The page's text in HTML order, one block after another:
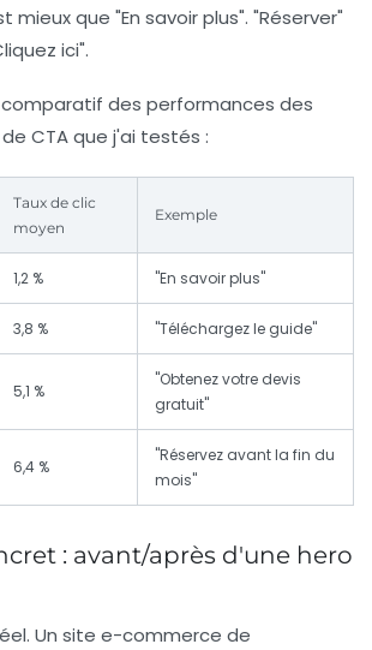
mieux que "En savoir plus". "Réserver"
ici".
des performances des
CTA que j'ai testés :
Taux de clic
moyen
Exemple
1,2 % "En savoir plus"
3,8 % "Téléchargez le guide"
5,1 %
"Obtenez votre devis
gratuit"
6,4 %
"Réservez avant la fin du
mois"
: avant/après d'une hero
Un site e-commerce de